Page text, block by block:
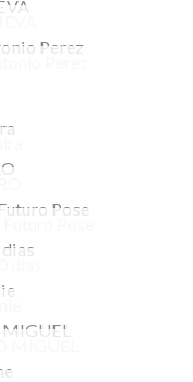
Perez
Pose